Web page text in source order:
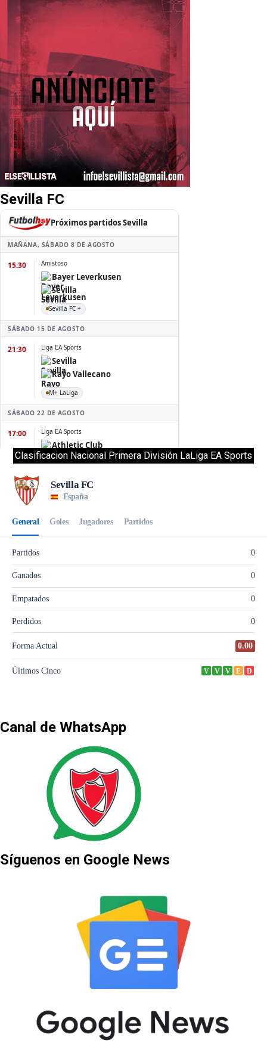
Sevilla FC
Clasificacion Nacional Primera División LaLiga EA Sports
Canal de WhatsApp
Síguenos en Google News